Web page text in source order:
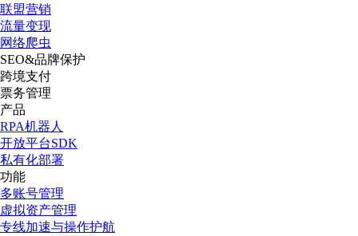
联盟营销
流量变现
网络爬虫
SEO&品牌保护
跨境支付
票务管理
产品
RPA机器人
开放平台SDK
私有化部署
功能
多账号管理
虚拟资产管理
专线加速与操作护航